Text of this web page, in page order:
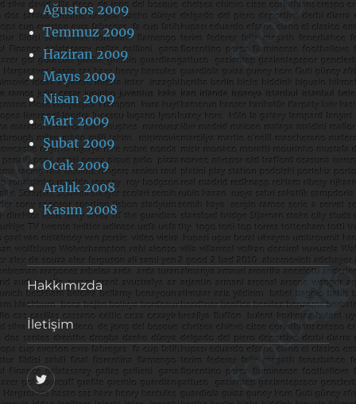
Ağustos 2009
Temmuz 2009
Haziran 2009
Mayıs 2009
Nisan 2009
Mart 2009
Şubat 2009
Ocak 2009
Aralık 2008
Kasım 2008
Hakkımızda
İletişim
@footballove